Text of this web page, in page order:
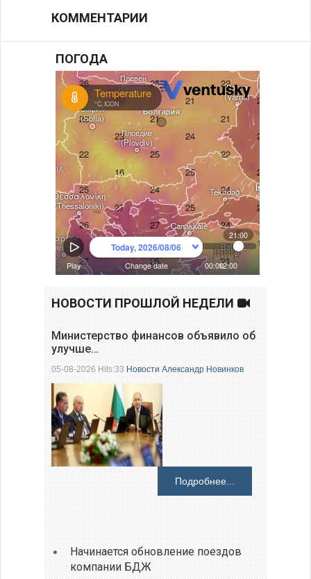
КОММЕНТАРИИ
ПОГОДА
НОВОСТИ ПРОШЛОЙ НЕДЕЛИ
Министерство финансов объявило об
улучше…
05-08-2026 Hits:33Новости Александр Новинков
Подробнее...
Начинается обновление поездов
компании БДЖ